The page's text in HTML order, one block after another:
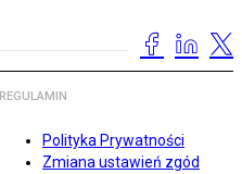
REGULAMIN
Polityka Prywatności
Zmiana ustawień zgód